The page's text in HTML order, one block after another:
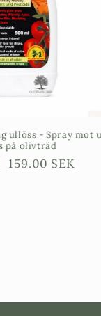
- Spray mot ull &
olivträd
SEK